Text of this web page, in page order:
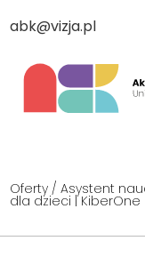
abk@vizja.pl
Oferty / Asystent
dla dzieci | KiberOne